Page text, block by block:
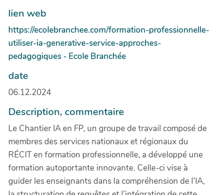
lien web
https://ecolebranchee.com/formation-professionnelle-
utiliser-ia-generative-service-approches-
pedagogiques - Ecole Branchée
date
06.12.2024
Description, commentaire
Le Chantier IA en FP, un groupe de travail composé de
membres des services nationaux et régionaux du
RÉCIT en formation professionnelle, a développé une
formation autoportante innovante. Celle-ci vise à
guider les enseignants dans la compréhension de l’IA,